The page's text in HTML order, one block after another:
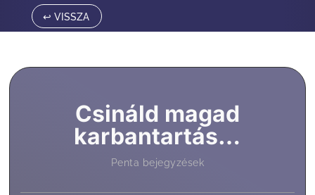
↩ VISSZA
Csináld magad
karbantartás…
Penta bejegyzések